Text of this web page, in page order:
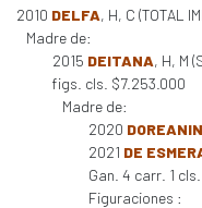
2010 DELFA, H, C (TOTAL
Madre de:
2015 DEITANA, H, M
figs. cls. $7.253.000
Madre de:
2020 DOREANIN
2021 DE
Gan. 4 carr. 1
Figuraciones :